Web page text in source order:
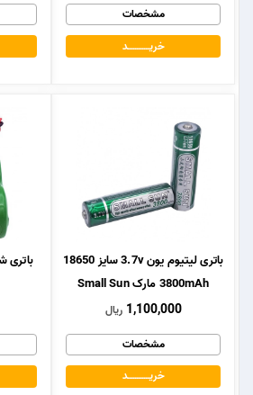
مشخصات
خریــــــــــــد
باتری لیتیوم یون 3.7v سایز 18650
3800mAh مارک Small Sun
1,100,000 ریال
مشخصات
خریــــــــــــد